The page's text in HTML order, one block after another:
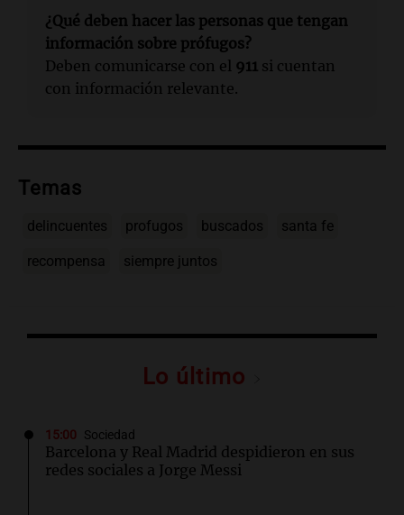
¿Qué deben hacer las personas que tengan
información sobre prófugos?
Deben comunicarse con el 911 si cuentan
con información relevante.
Temas
delincuentes profugos buscados santa fe
recompensa siempre juntos
Lo último
15:00 Sociedad
Barcelona y Real Madrid despidieron en sus
redes sociales a Jorge Messi